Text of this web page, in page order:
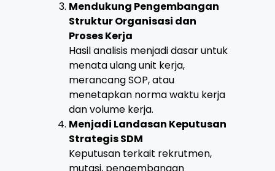
Mendukung Pengembangan
Struktur Organisasi dan
Proses Kerja
Hasil analisis menjadi dasar untuk
menata ulang unit kerja,
merancang SOP, atau
menetapkan norma waktu kerja
dan volume kerja.
Menjadi Landasan Keputusan
Strategis SDM
Keputusan terkait rekrutmen,
mutasi, pengembangan